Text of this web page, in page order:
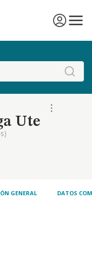
Ute
GENERAL DATOS